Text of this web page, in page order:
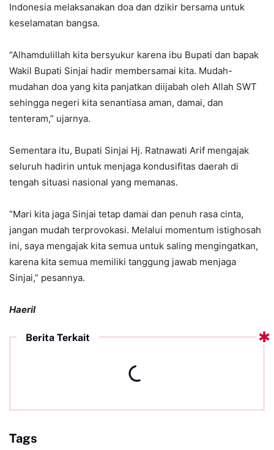
Indonesia melaksanakan doa dan dzikir bersama untuk
keselamatan bangsa.
“Alhamdulillah kita bersyukur karena ibu Bupati dan bapak
Wakil Bupati Sinjai hadir membersamai kita. Mudah-
mudahan doa yang kita panjatkan diijabah oleh Allah SWT
sehingga negeri kita senantiasa aman, damai, dan
tenteram,” ujarnya.
Sementara itu, Bupati Sinjai Hj. Ratnawati Arif mengajak
seluruh hadirin untuk menjaga kondusifitas daerah di
tengah situasi nasional yang memanas.
“Mari kita jaga Sinjai tetap damai dan penuh rasa cinta,
jangan mudah terprovokasi. Melalui momentum istighosah
ini, saya mengajak kita semua untuk saling mengingatkan,
karena kita semua memiliki tanggung jawab menjaga
Sinjai,” pesannya.
Haeril
Berita Terkait
Tags